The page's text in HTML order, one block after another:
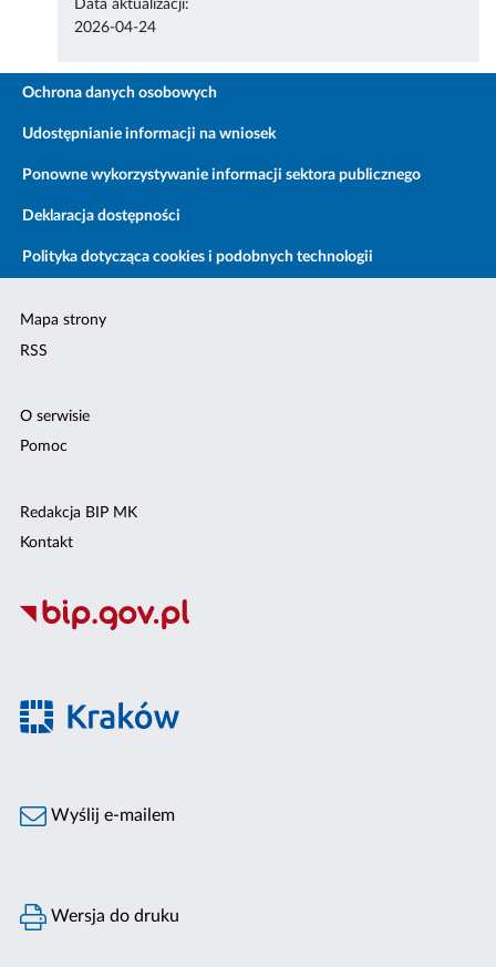
Data aktualizacji:
2026-04-24
Ochrona danych osobowych
Udostępnianie informacji na wniosek
Ponowne wykorzystywanie informacji sektora publicznego
Deklaracja dostępności
Polityka dotycząca cookies i podobnych technologii
Mapa strony
RSS
O serwisie
Pomoc
Redakcja BIP MK
Kontakt
Wyślij e-mailem
Wersja do druku